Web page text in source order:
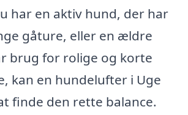
har en aktiv hund, der har
gåture, eller en ældre
brug for rolige og korte
kan en hundelufter i Uge
finde den rette balance.